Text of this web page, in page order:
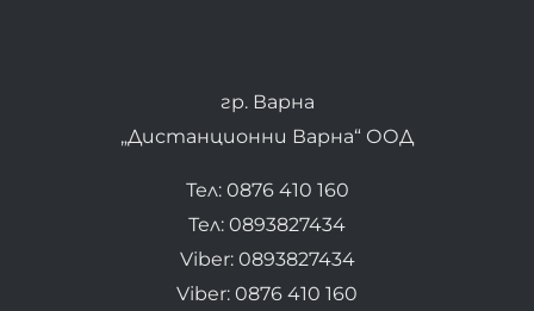
гр. Варна
„Дистанционни Варна“ ООД
Тел: 0876 410 160
Тел: 0893827434
Viber: 0893827434
Viber: 0876 410 160